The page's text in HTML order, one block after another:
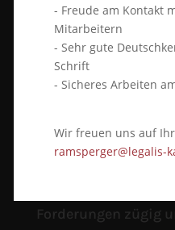
Durch
Pauschalhonorar
Unser Referat
Forderungen zügig
- Freude am Kontakt
Mitarbeitern
- Sehr gute
Schrift
- Sicheres Arbeiten
Wir freuen uns auf
ramsperger@legalis-